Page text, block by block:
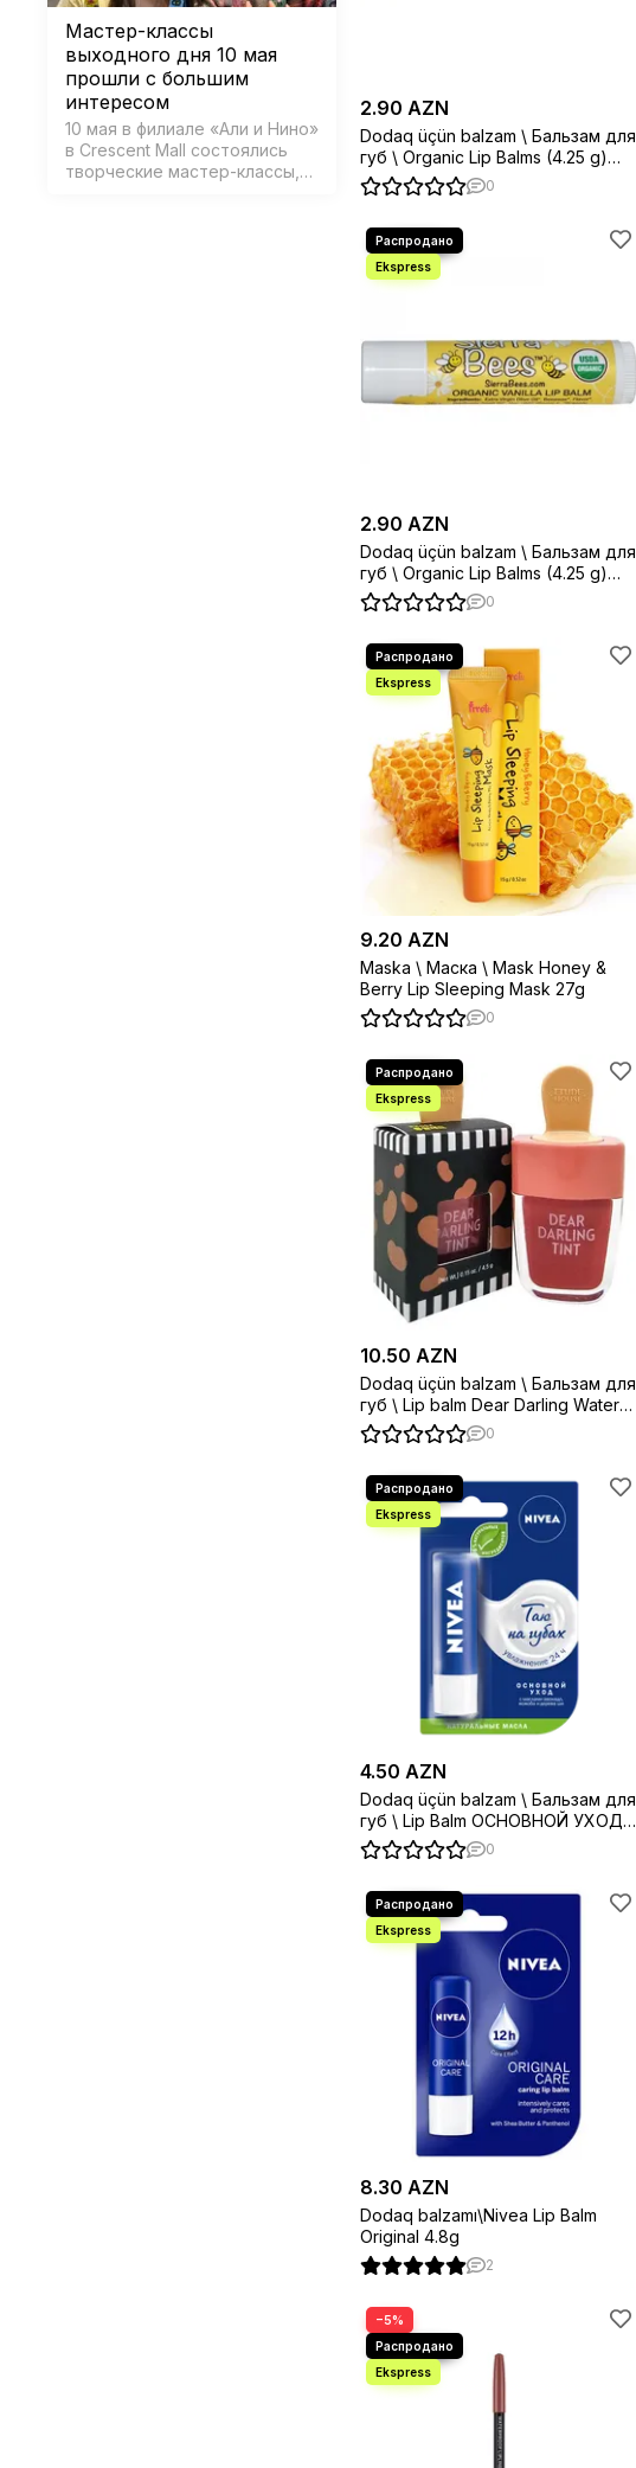
2.90 AZN
Dodaq üçün balzam \ Бальзам для
губ \ Organic Lip Balms (4.25 g)
Pomegranate
0
2.90 AZN
Dodaq üçün balzam \ Бальзам для
губ \ Organic Lip Balms (4.25 g)
Creme
0
9.20 AZN
Maska \ Маска \ Mask Honey &
Berry Lip Sleeping Mask 27g
0
10.50 AZN
Dodaq üçün balzam \ Бальзам для
губ \ Lip balm Dear Darling Water
Gel Tint Bean Red4.5g
0
4.50 AZN
Dodaq üçün balzam \ Бальзам для
губ \ Lip Balm ОСНОВНОЙ УХОД
NIVEA 4.8Г
0
8.30 AZN
Dodaq balzamı\Nivea Lip Balm
Original 4.8g
2
−5%
Мастер-классы
выходного дня 10 мая
прошли с большим
интересом
10 мая в филиале «Али и Нино»
в Crescent Mall состоялись
творческие мастер-классы,